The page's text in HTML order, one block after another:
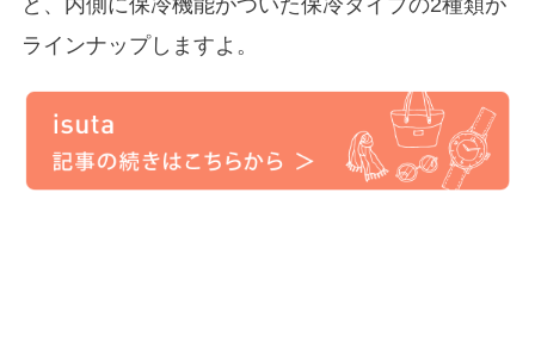
ラインナップしますよ。